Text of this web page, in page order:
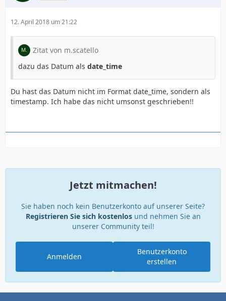
12. April 2018 um 21:22
Zitat von m.scatello
dazu das Datum als date_time
Du hast das Datum nicht im Format date_time, sondern als
timestamp. Ich habe das nicht umsonst geschrieben!!
Jetzt mitmachen!
Sie haben noch kein Benutzerkonto auf unserer Seite?
Registrieren Sie sich kostenlosund nehmen Sie an
unserer Community teil!
Benutzerkonto
erstellen
Anmelden